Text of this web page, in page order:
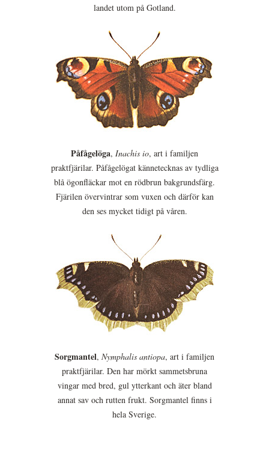
landet utom på Gotland.
Påfågelöga, Inachis io, art i familjen
praktfjärilar. Påfågelögat kännetecknas av tydliga
blå ögonfläckar mot en rödbrun bakgrundsfärg.
Fjärilen övervintrar som vuxen och därför kan
den ses mycket tidigt på våren.
Sorgmantel, Nymphalis antiopa, art i familjen
praktfjärilar. Den har mörkt sammetsbruna
vingar med bred, gul ytterkant och äter bland
annat sav och rutten frukt. Sorgmantel finns i
hela Sverige.